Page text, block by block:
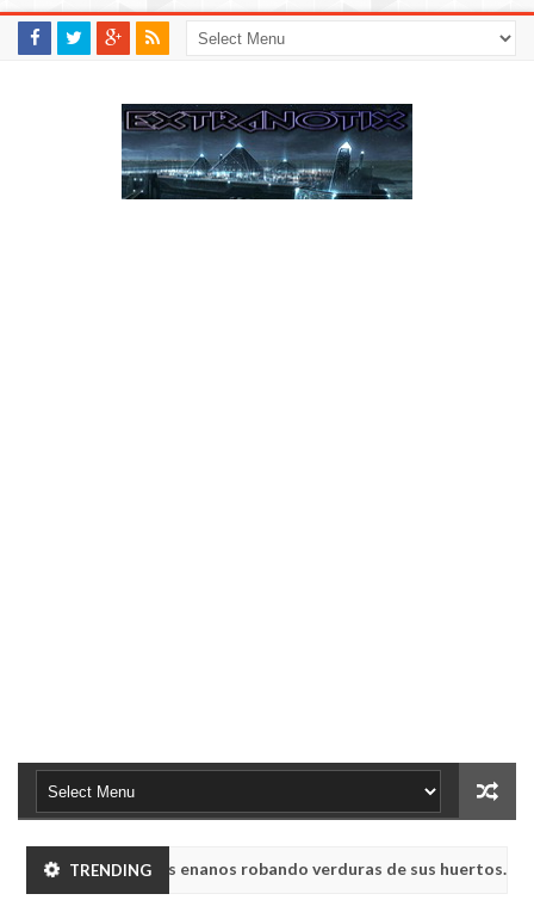
TRENDING
a humanoides enanos robando verduras de sus huertos.